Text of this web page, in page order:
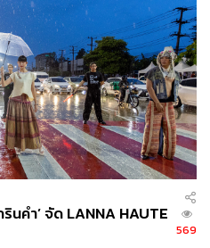
าเอลประจำประเทศไทย
านประจำประเทศไทย
างการของสถานทูตโดยตรง
ที่อัปเดตล่าสุด)
ทางอย่างละเอียดก่อน
นคำ’ จัด LANNA HAUTE
569